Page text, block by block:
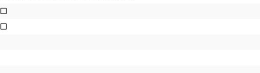
Niet commissieadvies
Niet afgedaan